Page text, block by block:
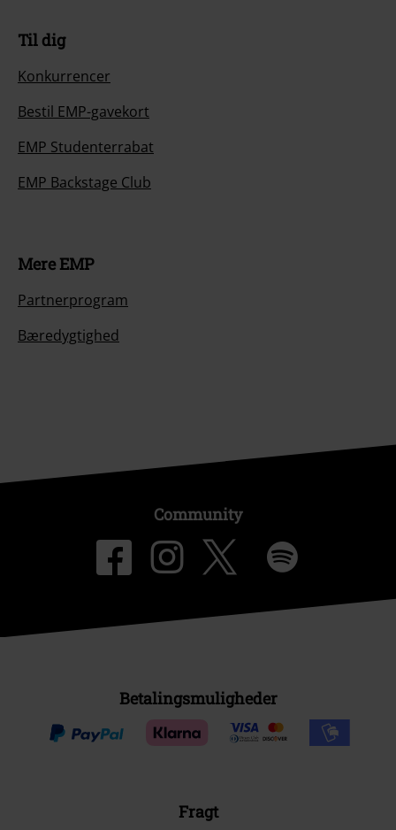
Til dig
Konkurrencer
Bestil EMP-gavekort
EMP Studenterrabat
EMP Backstage Club
Mere EMP
Partnerprogram
Bæredygtighed
Community
Betalingsmuligheder
Fragt